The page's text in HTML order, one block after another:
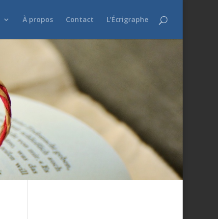
À propos Contact L’Écrigraphe